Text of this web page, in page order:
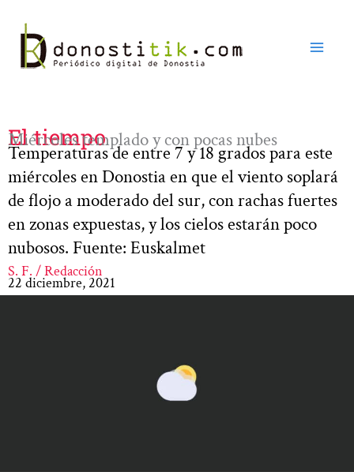
contenido
El tiempo
Miércoles templado y con pocas nubes
Temperaturas de entre 7 y 18 grados para este
miércoles en Donostia en que el viento soplará
de flojo a moderado del sur, con rachas fuertes
en zonas expuestas, y los cielos estarán poco
nubosos. Fuente: Euskalmet
S. F. / Redacción
22 diciembre, 2021